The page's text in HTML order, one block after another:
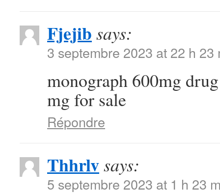
Fjejib says:
3 septembre 2023 at 22 h 23
monograph 600mg
mg for sale
Répondre
Thhrlvsays:
5 septembre 2023 at 1 h 23